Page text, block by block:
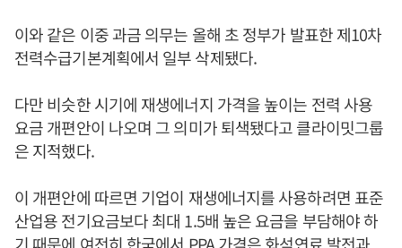
이와 같은 이중 과금 의무는 올해 초 정부가 발표한 제10차
전력수급기본계획에서 일부 삭제됐다.
다만 비슷한 시기에 재생에너지 가격을 높이는 전력 사용
요금 개편안이 나오며 그 의미가 퇴색됐다고 클라이밋그룹
은 지적했다.
이 개편안에 따르면 기업이 재생에너지를 사용하려면 표준
산업용 전기요금보다 최대 1.5배 높은 요금을 부담해야 하